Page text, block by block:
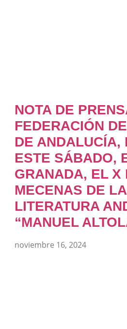
NOTA DE
FEDERACIÓN
DE ANDALUCÍA,
ESTE SÁBADO,
GRANADA, EL X
MECENAS DE LA
LITERATURA
“MANUEL
noviembre 16, 2024